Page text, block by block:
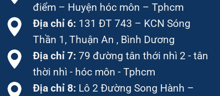
điểm – Huyện hóc môn – Tphcm
Địa chỉ 6: 131 ĐT 743 – KCN Sóng
Thần 1, Thuận An , Bình Dương
Địa chỉ 7:79 đường tân thới nhì 2 - tân
thời nhì - hóc môn - Tphcm
Địa chỉ 8: Lô 2 Đường Song Hành –